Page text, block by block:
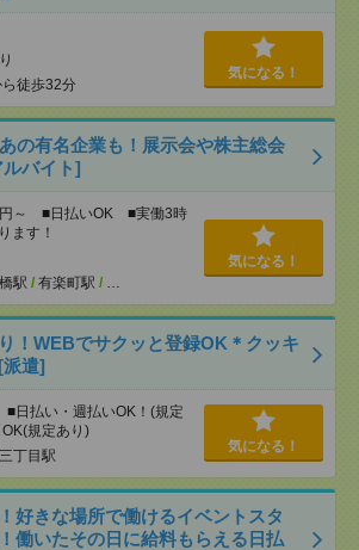
徒歩32分
気になる！
の有名企業も！展示会や株主総会
バイト]
円～ ■日払いOK ■実働3時
ます！
駅 / 有楽町駅 / …
気になる！
！WEBでサクッと登録OK＊クッキ
遣]
日払い・週払いOK！(規定
規定あり)
丁目駅
気になる！
好きな場所で働けるイベントスタ
働いたその日に給料もらえる日払